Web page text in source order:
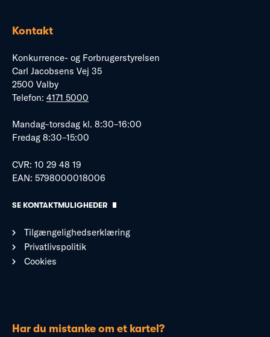
Kontakt
Konkurrence- og Forbrugerstyrelsen
Carl Jacobsens Vej 35
2500 Valby
Telefon: 4171 5000
Mandag–torsdag kl. 8:30–16:00
Fredag 8:30–15:00
CVR: 10 29 48 19
EAN: 5798000018006
SE KONTAKTMULIGHEDER
Tilgængelighedserklæring
Privatlivspolitik
Cookies
Har du mistanke om et kartel?